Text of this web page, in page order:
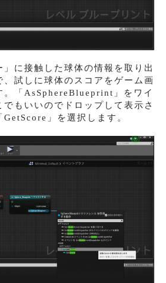
」に接触した球体の情報を取り出
、試しに球体のスコアをゲーム画
。「AsSphereBlueprint」をワイ
もいいのでドロップして表示さ
」を選択します。